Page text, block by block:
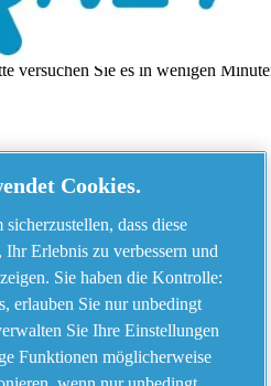
versuchen Sie es in wenigen
Maggiore, Vicenza Italy
Cookies.
dass diese
Erlebnis zu verbessern und
Sie haben die Kontrolle:
erlauben Sie nur unbedingt
Sie Ihre Einstellungen
Funktionen möglicherweise